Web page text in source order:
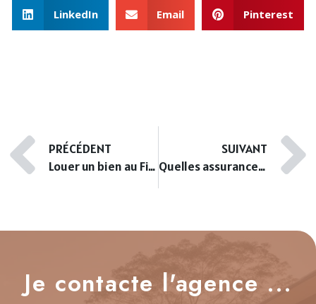
LinkedIn Email Pinterest
PRÉCÉDENT
Louer un bien au Finosello : profil des locataires et loyers moyens
SUIVANT
Quelles assurances pour votre bien immobilier à Ajaccio ?
Je contacte l'agence ...